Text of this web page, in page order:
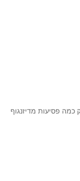
כמה פסיעות מדיזנגוף